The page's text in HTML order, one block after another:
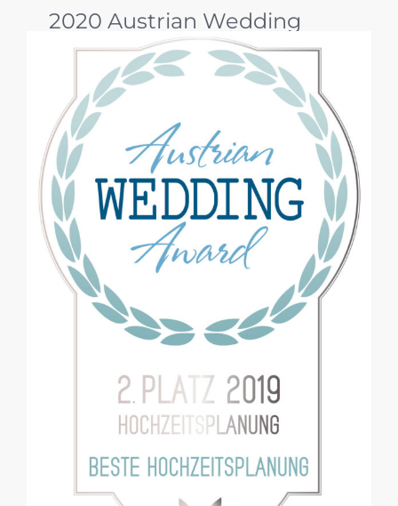
2020 Austrian Wedding
Award
And the winner is … hieß es in diesem Jahr für
unser Projekt, genauer gesagt für unser Styled
Shooting mit dem Thema „Mystical Nostalgia“.
Zusätzlich durften wir uns